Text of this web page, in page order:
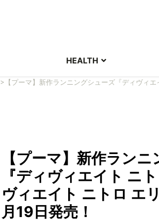
HEALTH
> 【プーマ】新作ランニングシューズ『ディヴィ
【プーマ】新作ラン
『ディヴィエイト ニ
ヴィエイト ニトロ エ
月19日発売！